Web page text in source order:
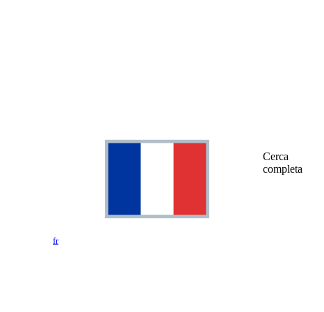
fr
Cerca
completa